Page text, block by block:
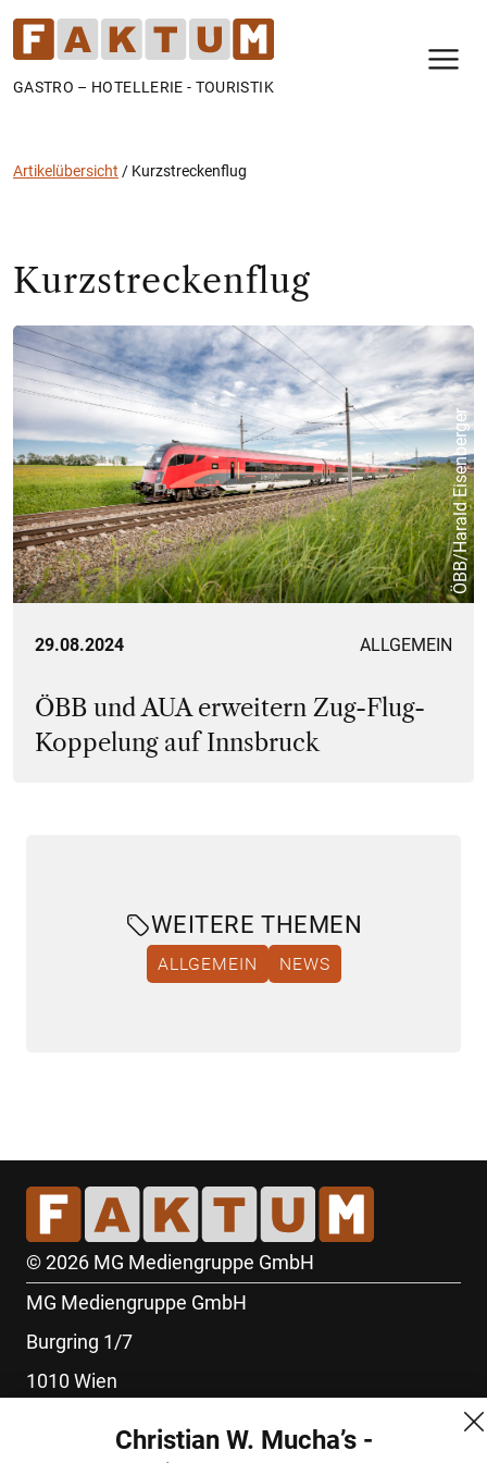
GASTRO – HOTELLERIE - TOURISTIK
Artikelübersicht / Kurzstreckenflug
Kurzstreckenflug
ÖBB/Harald Eisenberger
29.08.2024 ALLGEMEIN
ÖBB und AUA erweitern Zug-Flug-
Koppelung auf Innsbruck
WEITERE THEMEN
ALLGEMEIN NEWS
© 2026 MG Mediengruppe GmbH
MG Mediengruppe GmbH
Burgring 1/7
1010 Wien
Christian W. Mucha’s -